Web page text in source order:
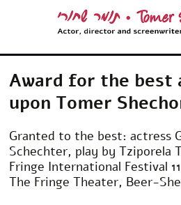
תומר שחורי
Award for the best
upon Tomer
Granted to the best: actress
Schechter, play by Tziporela
Fringe International Festival 11
The Fringe Theater, Beer-